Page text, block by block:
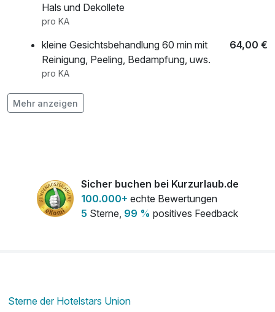
Hals und Dekollete
pro KA
kleine Gesichtsbehandlung 60 min mit
Reinigung, Peeling, Bedampfung, uws.
64,00 €
pro KA
Rückenmassage
pro KA
Mehr anzeigen
Sicher buchen bei Kurzurlaub.de
100.000+ echte Bewertungen
5 Sterne, 99 % positives Feedback
Sterne der Hotelstars Union